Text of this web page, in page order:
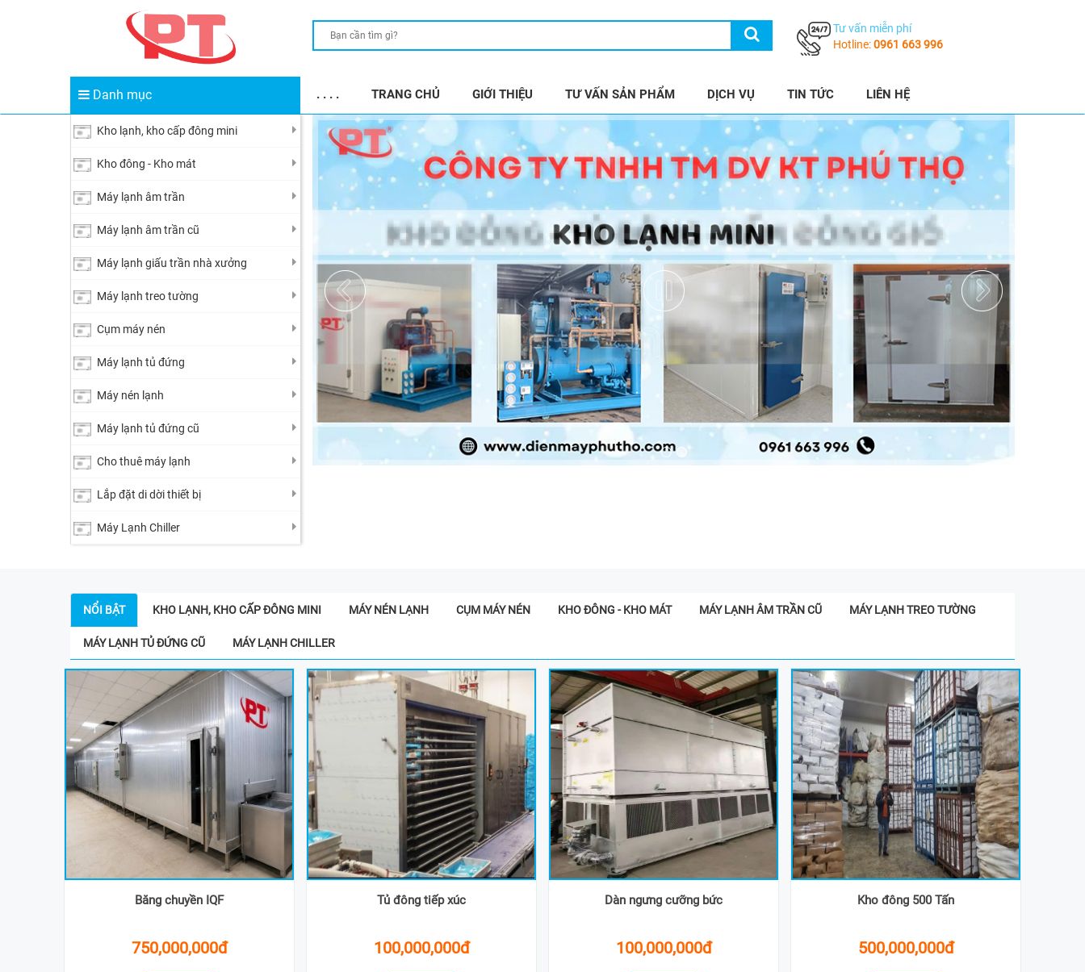
Tư vấn miễn phí
Hotline:0961 663 996
. . . . TRANG CHỦ GIỚI THIỆU TƯ VẤN SẢN PHẨM DỊCH VỤ TIN TỨC LIÊN HỆ
Danh mục
Danh mục
Kho lạnh, kho cấp đông mini
Kho đông - Kho mát
Máy lạnh âm trần
Máy lạnh âm trần cũ
Máy lạnh giấu trần nhà xưởng
Máy lạnh treo tường
Cụm máy nén
Máy lạnh tủ đứng
Máy nén lạnh
Máy lạnh tủ đứng cũ
Cho thuê máy lạnh
Lắp đặt di dời thiết bị
Máy Lạnh Chiller
NỔI BẬT KHO LẠNH, KHO CẤP ĐÔNG MINI MÁY NÉN LẠNH CỤM MÁY NÉN KHO ĐÔNG - KHO MÁT MÁY LẠNH ÂM TRẦN CŨ MÁY LẠNH TREO TƯỜNG
MÁY LẠNH TỦ ĐỨNG CŨ MÁY LẠNH CHILLER
Băng chuyền IQF
750,000,000đ
Tủ đông tiếp xúc
100,000,000đ
Dàn ngưng cưỡng bức
100,000,000đ
Kho đông 500 Tấn
500,000,000đ